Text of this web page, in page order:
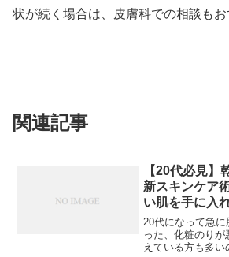
状が続く場合は、皮膚科での相談もお
関連記事
【20代必見】
新スキンケア
い肌を手に入
20代になって急
った、化粧のり
えている方も多い